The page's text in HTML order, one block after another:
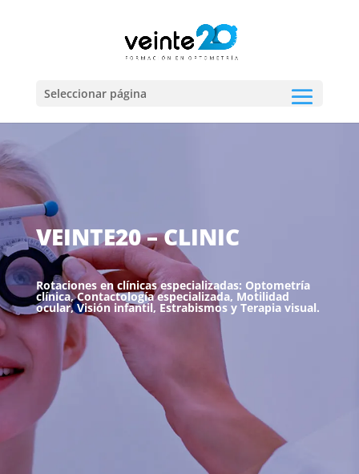
Seleccionar página
VEINTE20 – CLINIC
Rotaciones en clínicas especializadas: Optometría
clínica, Contactología especializada, Motilidad
ocular, Visión infantil, Estrabismos y Terapia visual.